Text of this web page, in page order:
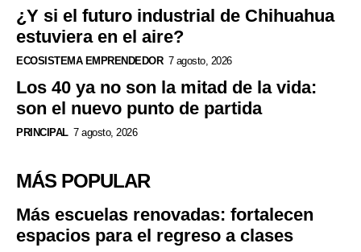
¿Y si el futuro industrial de Chihuahua
estuviera en el aire?
ECOSISTEMA EMPRENDEDOR 7 agosto, 2026
Los 40 ya no son la mitad de la vida:
son el nuevo punto de partida
PRINCIPAL 7 agosto, 2026
MÁS POPULAR
Más escuelas renovadas: fortalecen
espacios para el regreso a clases